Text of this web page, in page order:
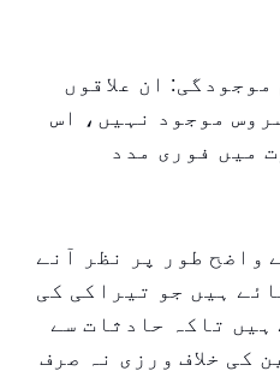
ان علاقوں
موجود نہیں، اس
میں فوری مدد
واضح طور پر نظر آنے
ہیں جو تیراکی کی
ہیں تاکہ حادثات سے
کی خلاف ورزی نہ صرف